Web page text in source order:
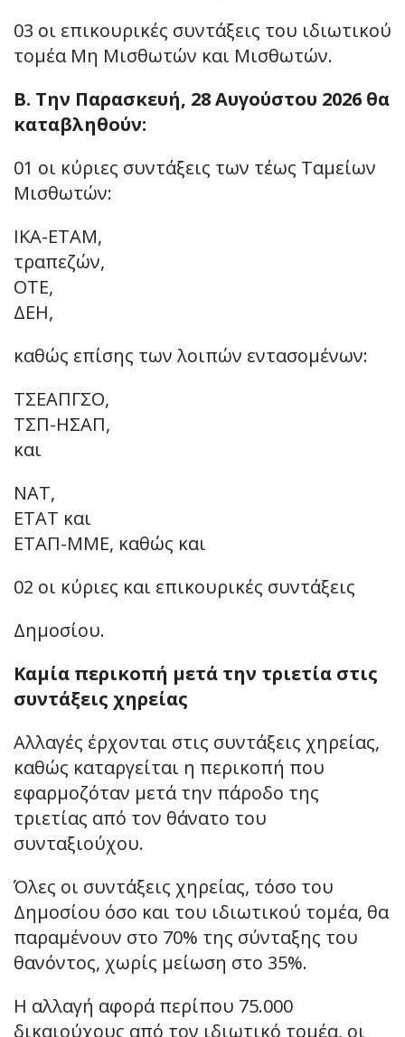
03 οι επικουρικές συντάξεις του ιδιωτικού
τομέα Μη Μισθωτών και Μισθωτών.
Β. Την Παρασκευή, 28 Αυγούστου 2026 θα
καταβληθούν:
01 οι κύριες συντάξεις των τέως Ταμείων
Μισθωτών:
ΙΚΑ-ΕΤΑΜ,
τραπεζών,
ΟΤΕ,
ΔΕΗ,
καθώς επίσης των λοιπών εντασομένων:
ΤΣΕΑΠΓΣΟ,
ΤΣΠ-ΗΣΑΠ,
και
ΝΑΤ,
ΕΤΑΤ και
ΕΤΑΠ-ΜΜΕ, καθώς και
02 οι κύριες και επικουρικές συντάξεις
Δημοσίου.
Καμία περικοπή μετά την τριετία στις
συντάξεις χηρείας
Αλλαγές έρχονται στις συντάξεις χηρείας,
καθώς καταργείται η περικοπή που
εφαρμοζόταν μετά την πάροδο της
τριετίας από τον θάνατο του
συνταξιούχου.
Όλες οι συντάξεις χηρείας, τόσο του
Δημοσίου όσο και του ιδιωτικού τομέα, θα
παραμένουν στο 70% της σύνταξης του
θανόντος, χωρίς μείωση στο 35%.
Η αλλαγή αφορά περίπου 75.000
δικαιούχους από τον ιδιωτικό τομέα, οι